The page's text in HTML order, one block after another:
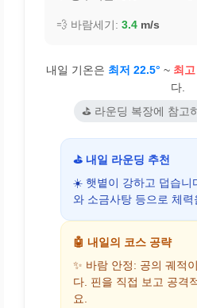
💨 바람세기: 3.4 m/s
내일 기온은 최저 22.5° ~ 최
다.
⛳ 라운딩 복장에 참고
⛳ 내일 라운딩 추천
☀️ 햇볕이 강하고 덥습니
와 소금사탕 등으로 체력
🤖 내일의 코스 공략
✨ 바람 안정: 공의 궤적
다. 핀을 직접 보고 공격
요.